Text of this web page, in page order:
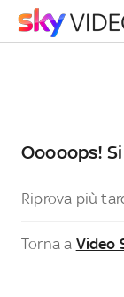
Ooooops!
Riprova più
Torna a Video